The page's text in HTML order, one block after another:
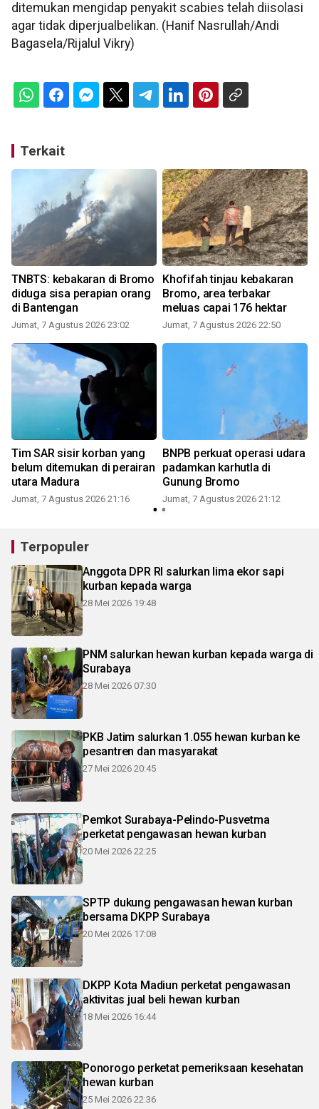
ditemukan mengidap penyakit scabies telah diisolasi
agar tidak diperjualbelikan. (Hanif Nasrullah/Andi
Bagasela/Rijalul Vikry)
Terkait
TNBTS: kebakaran di Bromo
diduga sisa perapian orang
di Bantengan
Jumat, 7 Agustus 2026 23:02
Khofifah tinjau kebakaran
Bromo, area terbakar
meluas capai 176 hektar
Jumat, 7 Agustus 2026 22:50
Tim SAR sisir korban yang
belum ditemukan di perairan
utara Madura
Jumat, 7 Agustus 2026 21:16
BNPB perkuat operasi udara
padamkan karhutla di
Gunung Bromo
Jumat, 7 Agustus 2026 21:12
Terpopuler
Anggota DPR RI salurkan lima ekor sapi
kurban kepada warga
28 Mei 2026 19:48
PNM salurkan hewan kurban kepada warga di
Surabaya
28 Mei 2026 07:30
PKB Jatim salurkan 1.055 hewan kurban ke
pesantren dan masyarakat
27 Mei 2026 20:45
Pemkot Surabaya-Pelindo-Pusvetma
perketat pengawasan hewan kurban
20 Mei 2026 22:25
SPTP dukung pengawasan hewan kurban
bersama DKPP Surabaya
20 Mei 2026 17:08
DKPP Kota Madiun perketat pengawasan
aktivitas jual beli hewan kurban
18 Mei 2026 16:44
Ponorogo perketat pemeriksaan kesehatan
hewan kurban
25 Mei 2026 22:36